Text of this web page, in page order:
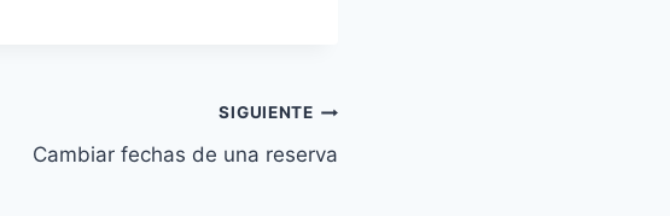
SIGUIENTE
Cambiar fechas de una reserva